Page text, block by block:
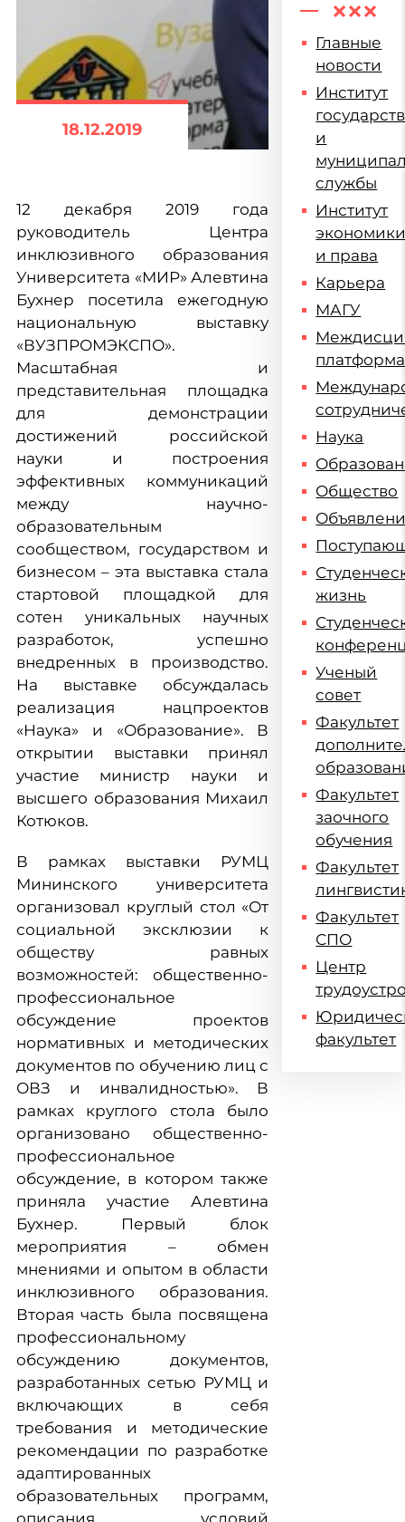
18.12.2019
12 декабря 2019 года
руководитель Центра
инклюзивного образования
Университета «МИР» Алевтина
Бухнер посетила ежегодную
национальную выставку
«ВУЗПРОМЭКСПО».
Масштабная и
представительная площадка
для демонстрации
достижений российской
науки и построения
эффективных коммуникаций
между научно-
образовательным
сообществом, государством и
бизнесом – эта выставка стала
стартовой площадкой для
сотен уникальных научных
разработок, успешно
внедренных в производство.
На выставке обсуждалась
реализация нацпроектов
«Наука» и «Образование». В
открытии выставки принял
участие министр науки и
высшего образования Михаил
Котюков.
В рамках выставки РУМЦ
Мининского университета
организовал круглый стол «От
социальной эксклюзии к
обществу равных
возможностей: общественно-
профессиональное
обсуждение проектов
нормативных и методических
документов по обучению лиц с
ОВЗ и инвалидностью». В
рамках круглого стола было
организовано общественно-
профессиональное
обсуждение, в котором также
приняла участие Алевтина
Бухнер. Первый блок
мероприятия – обмен
мнениями и опытом в области
инклюзивного образования.
Вторая часть была посвящена
профессиональному
обсуждению документов,
разработанных сетью РУМЦ и
включающих в себя
требования и методические
рекомендации по разработке
адаптированных
образовательных программ,
описания условий
Главные
новости
Институт
и
службы
Институт
и права
Карьера
МАГУ
платформа
Наука
Общество
жизнь
Ученый
совет
Факультет
Факультет
заочного
обучения
Факультет
Факультет
СПО
Центр
факультет